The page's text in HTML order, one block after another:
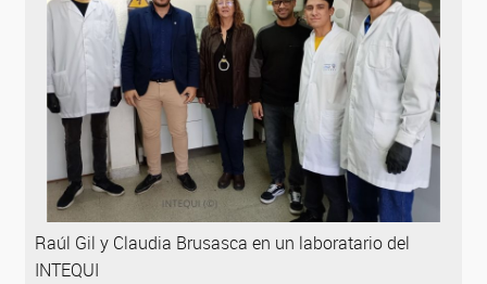
Raúl Gil y Claudia Brusasca en un laboratario del
INTEQUI